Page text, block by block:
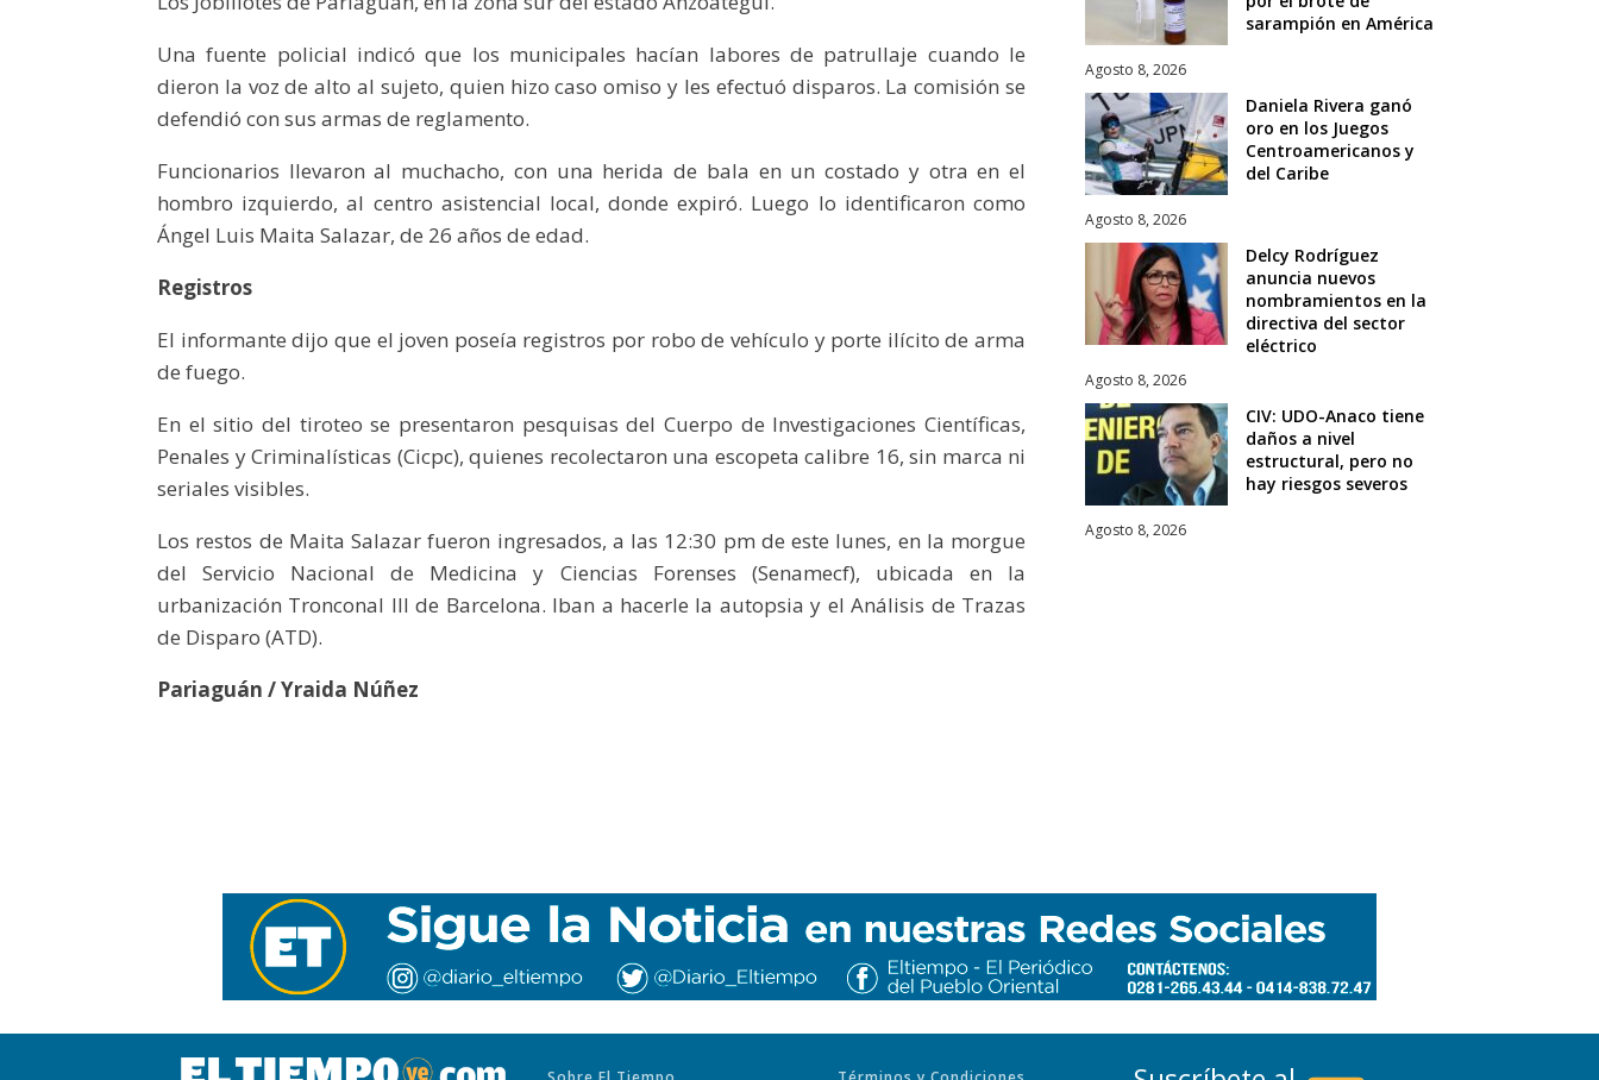
Una fuente policial indicó que los municipales hacían labores de patrullaje cuando le
dieron la voz de alto al sujeto, quien hizo caso omiso y les efectuó disparos. La comisión se
defendió con sus armas de reglamento.
Funcionarios llevaron al muchacho, con una herida de bala en un costado y otra en el
hombro izquierdo, al centro asistencial local, donde expiró. Luego lo identificaron como
Ángel Luis Maita Salazar, de 26 años de edad.
Registros
El informante dijo que el joven poseía registros por robo de vehículo y porte ilícito de arma
de fuego.
En el sitio del tiroteo se presentaron pesquisas del Cuerpo de Investigaciones Científicas,
Penales y Criminalísticas (Cicpc), quienes recolectaron una escopeta calibre 16, sin marca ni
seriales visibles.
Los restos de Maita Salazar fueron ingresados, a las 12:30 pm de este lunes, en la morgue
del Servicio Nacional de Medicina y Ciencias Forenses (Senamecf), ubicada en la
urbanización Tronconal III de Barcelona. Iban a hacerle la autopsia y el Análisis de Trazas
de Disparo (ATD).
Pariaguán / Yraida Núñez
sarampión en América
Agosto 8, 2026
Daniela Rivera ganó
oro en los Juegos
Centroamericanos y
del Caribe
Agosto 8, 2026
Delcy Rodríguez
anuncia nuevos
nombramientos en la
directiva del sector
eléctrico
Agosto 8, 2026
CIV: UDO-Anaco tiene
daños a nivel
estructural, pero no
hay riesgos severos
Agosto 8, 2026